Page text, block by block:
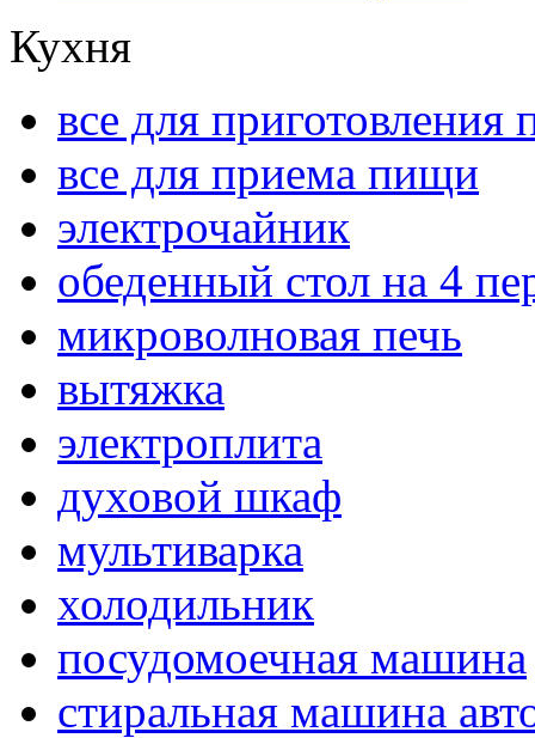
Кухня
все для приготовления
все для приема пищи
электрочайник
обеденный стол на 4
микроволновая печь
вытяжка
электроплита
духовой шкаф
мультиварка
холодильник
посудомоечная машина
стиральная машина